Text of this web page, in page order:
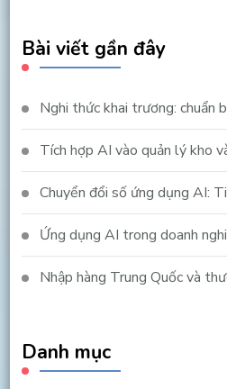
Bài viết gần đây
Nghi thức khai trương: chuẩn
Tích hợp AI vào quản lý kho
Chuyển đổi số ứng dụng AI:
Ứng dụng AI trong doanh
Nhập hàng Trung Quốc và
Danh mục